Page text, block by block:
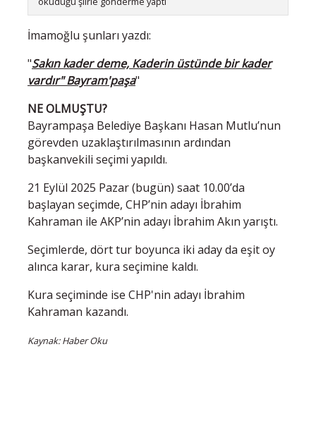
İmamoğlu şunları yazdı:
"Sakın kader deme, Kaderin üstünde bir kader
vardır" Bayram'paşa"
NE OLMUŞTU?
Bayrampaşa Belediye Başkanı Hasan Mutlu’nun
görevden uzaklaştırılmasının ardından
başkanvekili seçimi yapıldı.
21 Eylül 2025 Pazar (bugün) saat 10.00’da
başlayan seçimde, CHP’nin adayı İbrahim
Kahraman ile AKP’nin adayı İbrahim Akın yarıştı.
Seçimlerde, dört tur boyunca iki aday da eşit oy
alınca karar, kura seçimine kaldı.
Kura seçiminde ise CHP'nin adayı İbrahim
Kahraman kazandı.
Kaynak: Haber Oku